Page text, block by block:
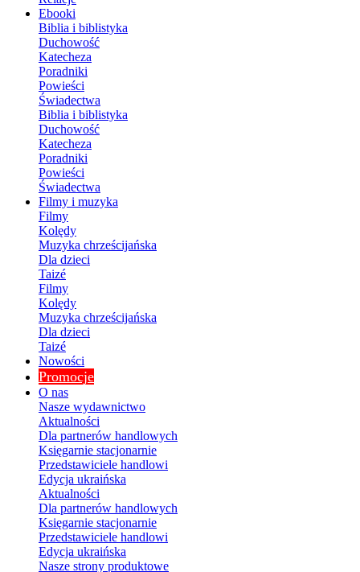
Ebooki
Biblia i biblistyka
Duchowość
Katecheza
Poradniki
Powieści
Świadectwa
Biblia i biblistyka
Duchowość
Katecheza
Poradniki
Powieści
Świadectwa
Filmy i muzyka
Filmy
Kolędy
Muzyka chrześcijańska
Dla dzieci
Taizé
Filmy
Kolędy
Muzyka chrześcijańska
Dla dzieci
Taizé
Nowości
Promocje
O nas
Nasze wydawnictwo
Aktualności
Dla partnerów handlowych
Księgarnie stacjonarnie
Przedstawiciele handlowi
Edycja ukraińska
Aktualności
Dla partnerów handlowych
Księgarnie stacjonarnie
Przedstawiciele handlowi
Edycja ukraińska
Nasze strony produktowe